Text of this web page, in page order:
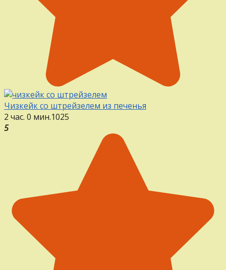
Чизкейк со штрейзелем из печенья
2 час. 0 мин.1025
5